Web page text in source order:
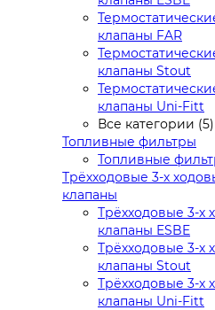
клапаны FAR
клапаны Stout
клапаны Uni-Fitt
Все категории (5)
Топливные фильтры
Топливные
Трёхходовые 3-х
клапаны
Трёхходовые 3-х
клапаны ESBE
Трёхходовые 3-х
клапаны Stout
Трёхходовые 3-х
клапаны Uni-Fitt